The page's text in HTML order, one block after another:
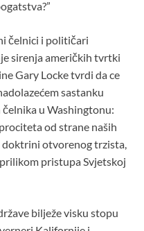
čelnici i političari
sirenja američkih tvrtki
Gary Locke tvrdi da ce
sastanku
u Washingtonu:
od strane naših
doktrini otvorenog trzista,
pristupa Svjetskoj
bilježe visku stopu